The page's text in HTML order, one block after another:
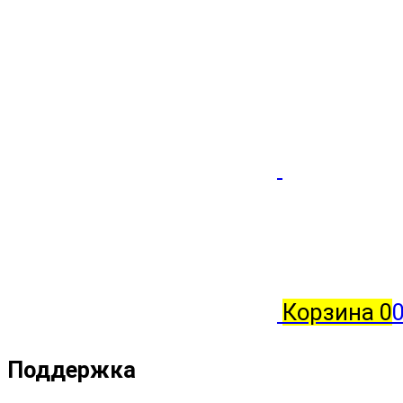
Корзина 0
Поддержка